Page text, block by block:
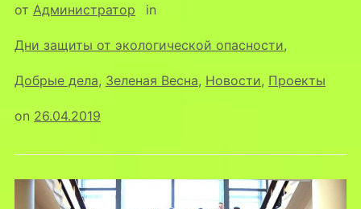
от Администратор in
Дни защиты от экологической опасности,
Добрые дела, Зеленая Весна, Новости, Проекты
on 26.04.2019